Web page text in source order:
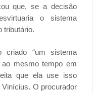
que, se a decisão
o sistema
tributário.
criado “um sistema
mesmo tempo em
que ela use isso
O procurador